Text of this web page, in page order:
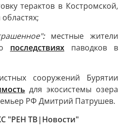
терактов в Костромской,
:местные жители
последствияхпаводков в
сооружений Бурятии
для экосистемы озера
РФ Дмитрий Патрушев.
"РЕН ТВ|Новости"